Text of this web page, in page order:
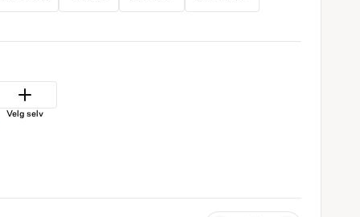
Velg selv